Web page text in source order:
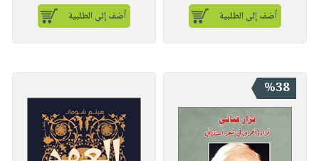
أضف إلى الطلبية أضف إلى الطلبية
%38